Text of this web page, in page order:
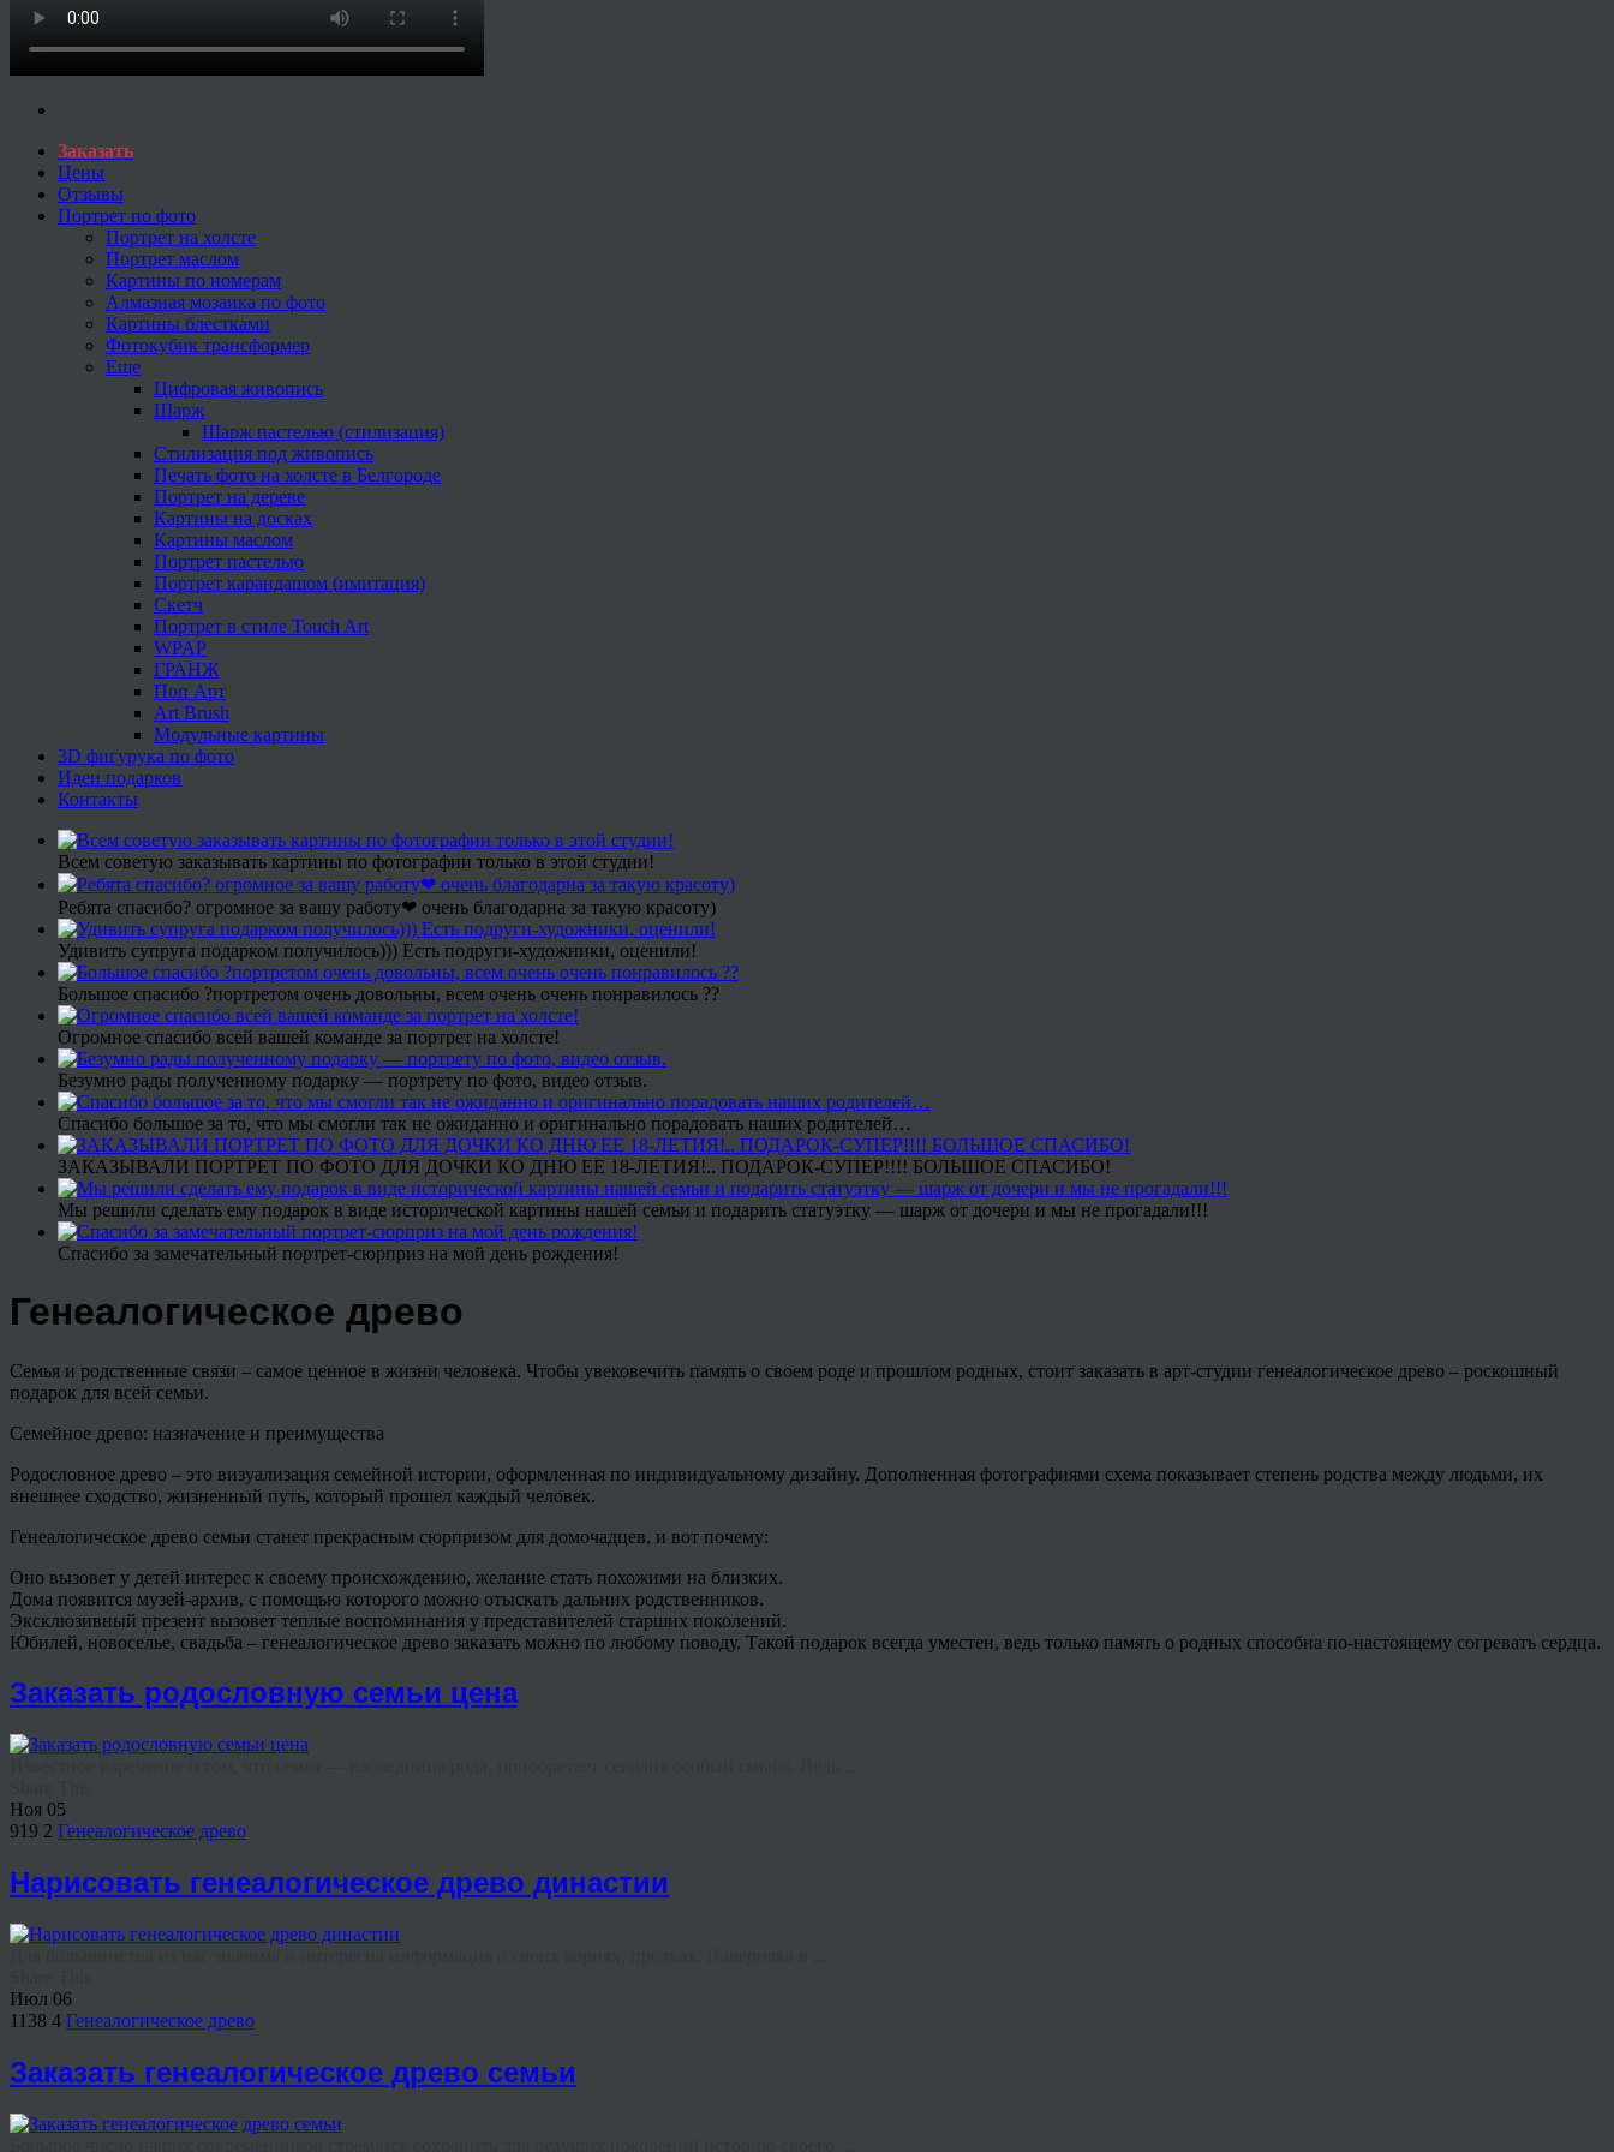
Заказать
Цены
Отзывы
Портрет по фото
Портрет на холсте
Портрет маслом
Картины по номерам
Алмазная мозаика по фото
Картины блестками
Фотокубик трансформер
Еще
Цифровая живопись
Шарж
Шарж пастелью (стилизация)
Стилизация под живопись
Печать фото на холсте в Белгороде
Портрет на дереве
Картины на досках
Картины маслом
Портрет пастелью
Портрет карандашом (имитация)
Скетч
Портрет в стиле Touch Art
WPAP
ГРАНЖ
Поп Арт
Art Brush
Модульные картины
3D фигурука по фото
Идеи подарков
Контакты
Всем советую заказывать картины по фотографии только в этой студии!
Ребята спасибо? огромное за вашу работу❤ очень благодарна за такую красоту)
Удивить супруга подарком получилось))) Есть подруги-художники, оценили!
Большое спасибо ?портретом очень довольны, всем очень очень понравилось ??
Огромное спасибо всей вашей команде за портрет на холсте!
Безумно рады полученному подарку — портрету по фото, видео отзыв.
Спасибо большое за то, что мы смогли так не ожиданно и оригинально порадовать наших родителей…
ЗАКАЗЫВАЛИ ПОРТРЕТ ПО ФОТО ДЛЯ ДОЧКИ КО ДНЮ ЕЕ 18-ЛЕТИЯ!.. ПОДАРОК-СУПЕР!!!! БОЛЬШОЕ СПАСИБО!
Мы решили сделать ему подарок в виде исторической картины нашей семьи и подарить статуэтку — шарж от дочери и мы не прогадали!!!
Спасибо за замечательный портрет-сюрприз на мой день рождения!
Генеалогическое древо
Семья и родственные связи – самое ценное в жизни человека. Чтобы увековечить память о своем роде и прошлом родных, стоит заказать в арт-студии генеалогическое древо – роскошный
подарок для всей семьи.
Семейное древо: назначение и преимущества
Родословное древо – это визуализация семейной истории, оформленная по индивидуальному дизайну. Дополненная фотографиями схема показывает степень родства между людьми, их
внешнее сходство, жизненный путь, который прошел каждый человек.
Генеалогическое древо семьи станет прекрасным сюрпризом для домочадцев, и вот почему:
Оно вызовет у детей интерес к своему происхождению, желание стать похожими на близких.
Дома появится музей-архив, с помощью которого можно отыскать дальних родственников.
Эксклюзивный презент вызовет теплые воспоминания у представителей старших поколений.
Юбилей, новоселье, свадьба – генеалогическое древо заказать можно по любому поводу. Такой подарок всегда уместен, ведь только память о родных способна по-настоящему согревать сердца.
Заказать родословную семьи цена
Ноя 05
919 2 Генеалогическое древо
Нарисовать генеалогическое древо династии
Июл 06
1138 4 Генеалогическое древо
Заказать генеалогическое древо семьи